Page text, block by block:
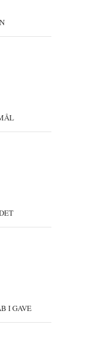
I GAVE